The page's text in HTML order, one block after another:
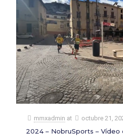
mmxadmin at octubre 21,
2024 – NobruSports – Vídeo